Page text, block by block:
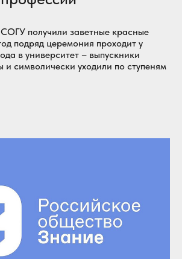
получили заветные красные
подряд церемония проходит у
в университет – выпускники
и символически уходили по ступеням